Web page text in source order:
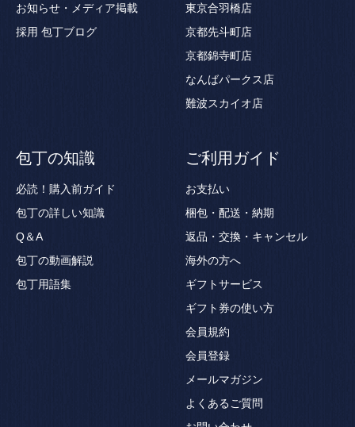
お知らせ・メディア掲載
採用 包丁ブログ
東京合羽橋店
京都先斗町店
京都錦寺町店
なんばパークス店
難波スカイオ店
包丁の知識
必読！購入前ガイド
包丁の詳しい知識
Q＆A
包丁の動画解説
包丁用語集
ご利用ガイド
お支払い
梱包・配送・納期
返品・交換・キャンセル
海外の方へ
ギフトサービス
ギフト券の使い方
会員規約
会員登録
メールマガジン
よくあるご質問